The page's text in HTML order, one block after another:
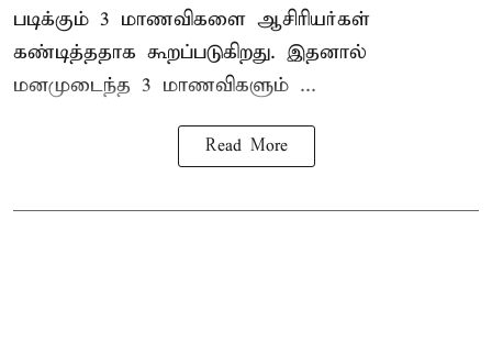
படிக்கும் 3 மாணவிகளை ஆசிரியர்கள்
கண்டித்ததாக கூறப்படுகிறது. இதனால்
மனமுடைந்த 3 மாணவிகளும் ...
Read More